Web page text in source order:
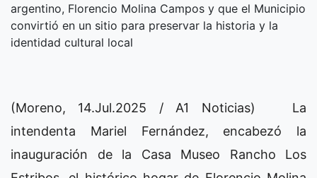
argentino, Florencio Molina Campos y que el Municipio
convirtió en un sitio para preservar la historia y la
identidad cultural local
(Moreno, 14.Jul.2025 / A1 Noticias) La
intendenta Mariel Fernández, encabezó la
inauguración de la Casa Museo Rancho Los